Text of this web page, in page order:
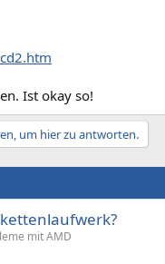
Ist okay so!
um hier zu antworten.
mit AMD